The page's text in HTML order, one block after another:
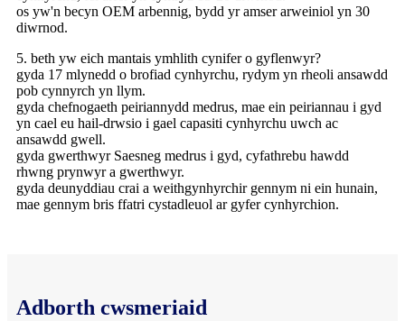
os yw'n becyn OEM arbennig, bydd yr amser arweiniol yn 30
diwrnod.
5. beth yw eich mantais ymhlith cynifer o gyflenwyr?
gyda 17 mlynedd o brofiad cynhyrchu, rydym yn rheoli ansawdd
pob cynnyrch yn llym.
gyda chefnogaeth peiriannydd medrus, mae ein peiriannau i gyd
yn cael eu hail-drwsio i gael capasiti cynhyrchu uwch ac
ansawdd gwell.
gyda gwerthwyr Saesneg medrus i gyd, cyfathrebu hawdd
rhwng prynwyr a gwerthwyr.
gyda deunyddiau crai a weithgynhyrchir gennym ni ein hunain,
mae gennym bris ffatri cystadleuol ar gyfer cynhyrchion.
Adborth cwsmeriaid